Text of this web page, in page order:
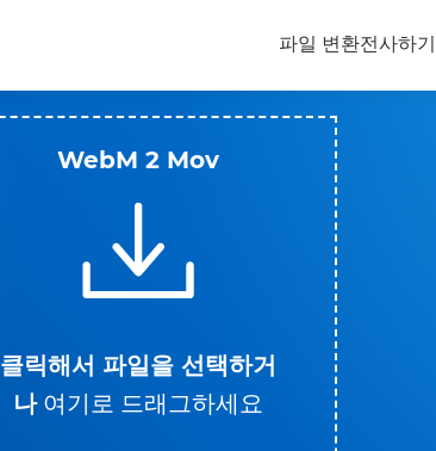
파일 변환전사하기
WebM 2 Mov
클릭해서 파일을 선택하거
나 여기로 드래그하세요